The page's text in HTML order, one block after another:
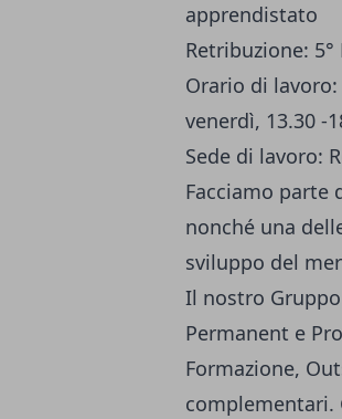
apprendistato
Retribuzione:
Orario di
venerdì, 13.30 -
Sede di lavoro:
Facciamo parte
nonché una
sviluppo del
Il nostro
Permanent e
Formazione,
complementari.